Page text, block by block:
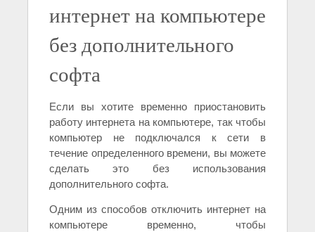
интернет на компьютере
без дополнительного
софта
Если вы хотите временно приостановить
работу интернета на компьютере, так чтобы
компьютер не подключался к сети в
течение определенного времени, вы можете
сделать это без использования
дополнительного софта.
Одним из способов отключить интернет на
компьютере временно, чтобы